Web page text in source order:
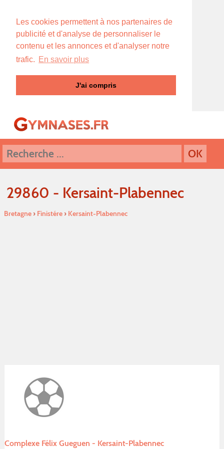
Les cookies permettent à nos partenaires de
publicité et d'analyse de personnaliser le
contenu et les annonces et d'analyser notre
trafic. En savoir plus
J'ai compris
29860 - Kersaint-Plabennec
Bretagne› Finistére› Kersaint-Plabennec
Complexe Félix Gueguen - Kersaint-Plabennec